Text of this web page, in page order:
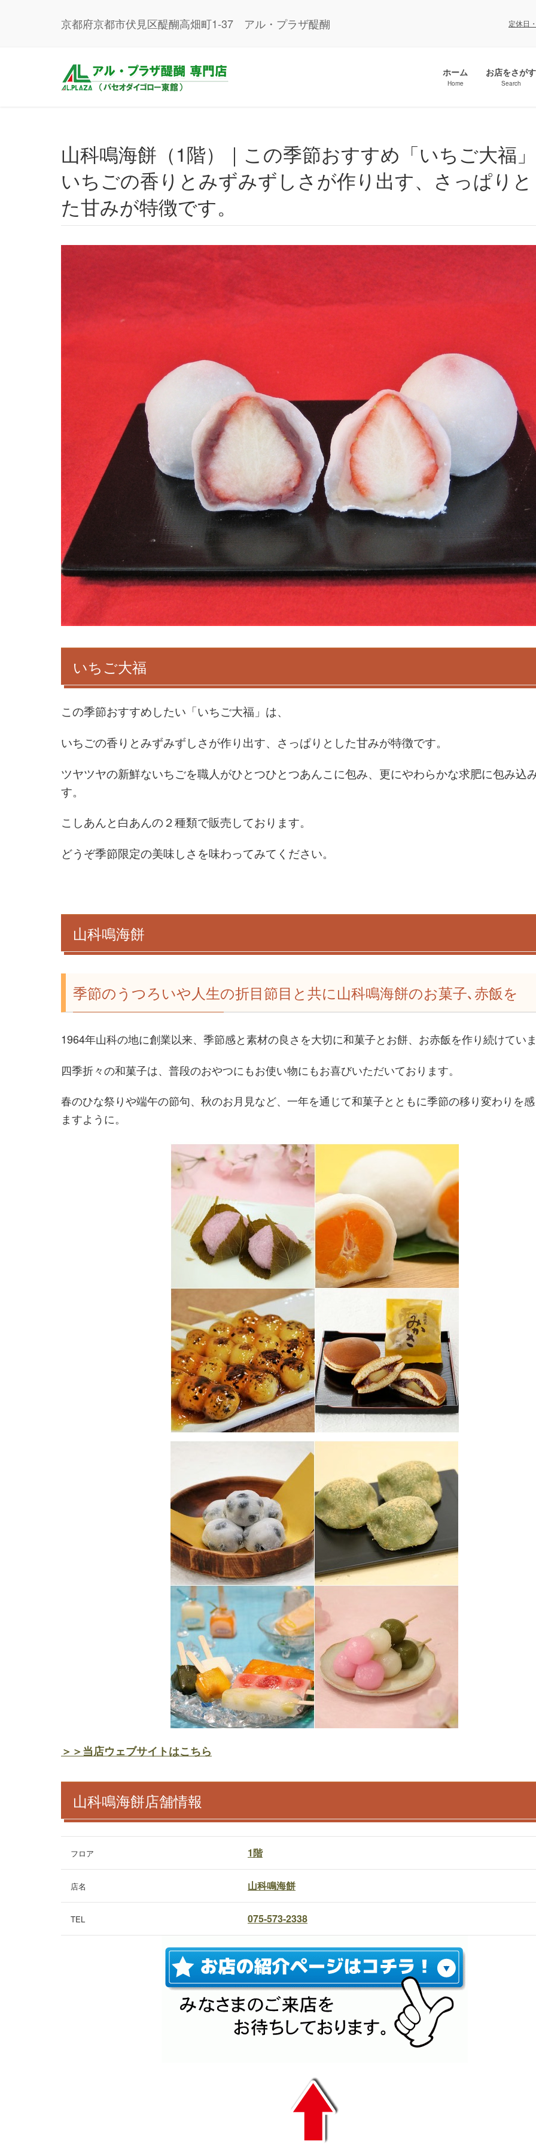
京都府京都市伏見区醍醐高畑町1-37 アル・プラザ醍醐 定休日
ホーム
Home
お店をさがす
Search
山科鳴海餅（1階）｜この季節おすすめ「いちご大福」。
いちごの香りとみずみずしさが作り出す、さっぱり
た甘みが特徴です。
いちご大福
この季節おすすめしたい「いちご大福」は、
いちごの香りとみずみずしさが作り出す、さっぱりとした甘みが特徴です。
ツヤツヤの新鮮ないちごを職人がひとつひとつあんこに包み、更にやわらかな求肥に包み込
す。
こしあんと白あんの２種類で販売しております。
どうぞ季節限定の美味しさを味わってみてください。
山科鳴海餅
季節のうつろいや人生の折目節目と共に山科鳴海餅のお菓子､赤飯を
1964年山科の地に創業以来、季節感と素材の良さを大切に和菓子とお餅、お赤飯を作り続けてい
四季折々の和菓子は、普段のおやつにもお使い物にもお喜びいただいております。
春のひな祭りや端午の節句、秋のお月見など、一年を通じて和菓子とともに季節の移り変わりを
ますように。
＞＞当店ウェブサイトはこちら
山科鳴海餅店舗情報
フロア 1階
店名 山科鳴海餅
TEL 075-573-2338